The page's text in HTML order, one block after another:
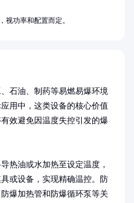
石油、制药等易燃易爆环境
用中，这类设备的核心价值
效避免因温度失控引发的爆
热油或水加热至设定温度，
或设备，实现精确温控。防
爆加热管和防爆循环泵等关
视功率和配置而定。